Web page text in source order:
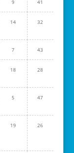
9 41
14 32
7 43
18 28
5 47
19 26